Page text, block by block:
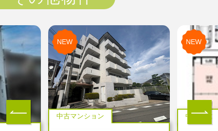
NEW
中古マンション
NEW
中古戸建